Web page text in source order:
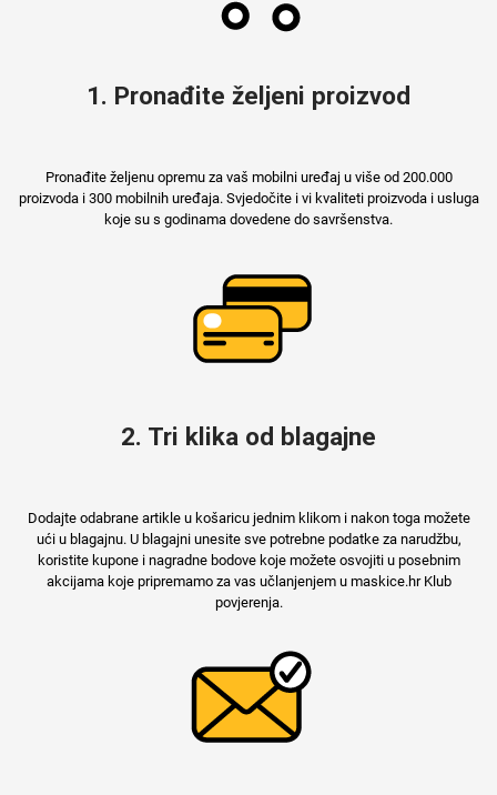
1. Pronađite željeni proizvod
Pronađite željenu opremu za vaš mobilni uređaj u više od 200.000
proizvoda i 300 mobilnih uređaja. Svjedočite i vi kvaliteti proizvoda i usluga
koje su s godinama dovedene do savršenstva.
2. Tri klika od blagajne
Dodajte odabrane artikle u košaricu jednim klikom i nakon toga možete
ući u blagajnu. U blagajni unesite sve potrebne podatke za narudžbu,
koristite kupone i nagradne bodove koje možete osvojiti u posebnim
akcijama koje pripremamo za vas učlanjenjem u maskice.hr Klub
povjerenja.
Obiteljski motivi
Mix